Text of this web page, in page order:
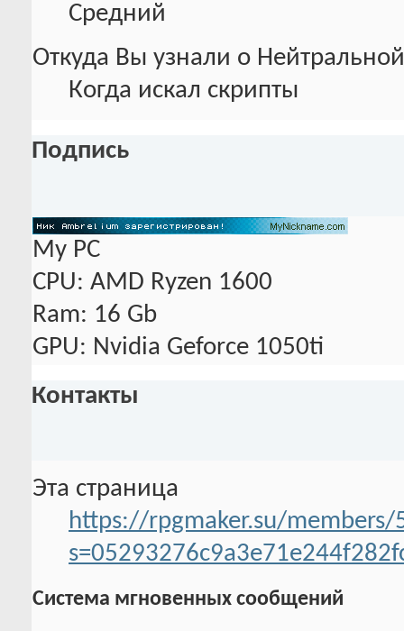
Средний
Откуда Вы узнали о
Когда искал скрипты
Подпись
My PC
CPU: AMD Ryzen 1600
Ram: 16 Gb
GPU: Nvidia Geforce 1050ti
Контакты
Эта страница
https://rpgmaker.su/
Система мгновенных сообщений